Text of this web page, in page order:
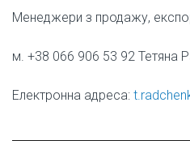
Менеджери з продажу,
м. +38 066 906 53 92 Тетяна
Електронна адреса: